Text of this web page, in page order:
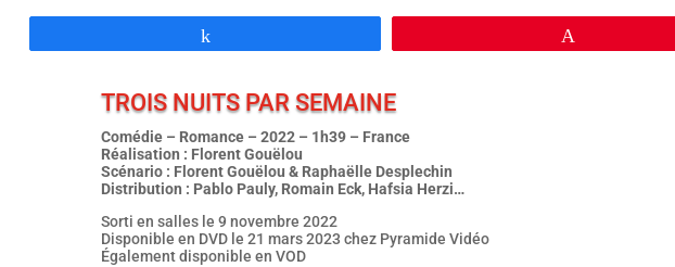
TROIS NUITS PAR SEMAINE
Comédie – Romance – 2022 – 1h39 – France
Réalisation : Florent Gouëlou
Scénario : Florent Gouëlou & Raphaëlle Desplechin
Distribution : Pablo Pauly, Romain Eck, Hafsia Herzi…
Sorti en salles le 9 novembre 2022
Disponible en DVD le 21 mars 2023 chez Pyramide Vidéo
Également disponible en VOD